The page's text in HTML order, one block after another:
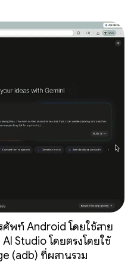
ศัพท์ Android โดยใช้สาย
Studio โดยตรงโดยใช้
(adb) ที่ผสานรวม